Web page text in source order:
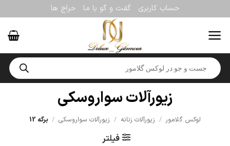
to
content
حساب کاربری گفت و گو با ما حراج ها
Products
search
زیورآلات سواروسکی
لوکس گلامور / زیورآلات زنانه / زیورآلات سواروسکی / برگه 12
فیلتر